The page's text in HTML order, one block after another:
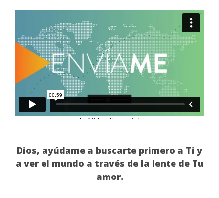
Dios, ayúdame a buscarte primero a Ti y
a ver el mundo a través de la lente de Tu
amor.